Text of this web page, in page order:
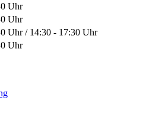
Uhr
Uhr
Uhr / 14:30 - 17:30 Uhr
Uhr